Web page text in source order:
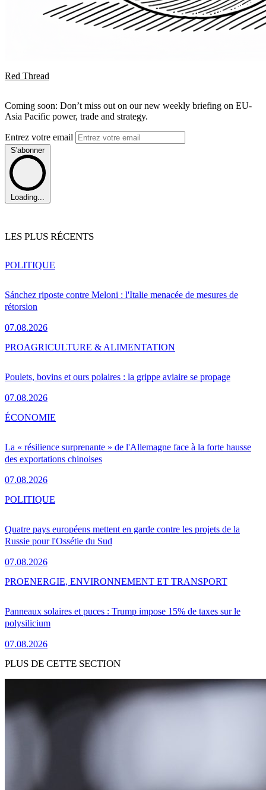
Red Thread
Coming soon: Don’t miss out on our new weekly briefing on EU-
Asia Pacific power, trade and strategy.
Entrez votre email
S'abonner
Loading...
LES PLUS RÉCENTS
Sánchez riposte contre Meloni : l'Italie menacée de mesures de
rétorsion
07.08.2026
POLITIQUE
Poulets, bovins et ours polaires : la grippe aviaire se propage
07.08.2026
PROAGRICULTURE & ALIMENTATION
La « résilience surprenante » de l'Allemagne face à la forte hausse
des exportations chinoises
07.08.2026
ÉCONOMIE
Quatre pays européens mettent en garde contre les projets de la
Russie pour l'Ossétie du Sud
07.08.2026
POLITIQUE
Panneaux solaires et puces : Trump impose 15% de taxes sur le
polysilicium
07.08.2026
PROENERGIE, ENVIRONNEMENT ET TRANSPORT
PLUS DE CETTE SECTION